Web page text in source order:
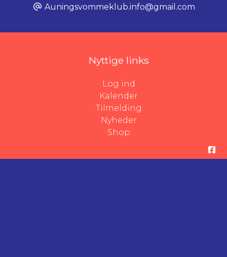
Auningsvommeklub.info@gmail.com
Nyttige links
Log ind
Kalender
Tilmelding
Nyheder
Shop